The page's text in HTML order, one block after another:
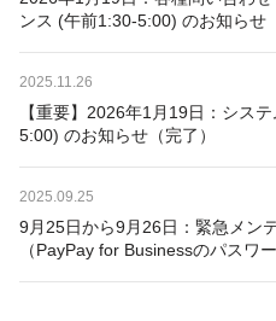
ンス (午前1:30-5:00) のお知らせ
2025.11.26
【重要】2026年1月19日：シス
5:00) のお知らせ（完了）
2025.09.25
9月25日から9月26日：緊急メン
（PayPay for Businessのパスワ